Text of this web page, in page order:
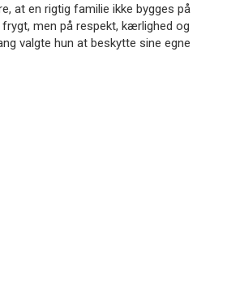
at en rigtig familie ikke bygges på
frygt, men på respekt, kærlighed og
valgte hun at beskytte sine egne